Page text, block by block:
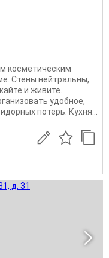
косметическим
Стены нейтральны,
и живите.
удобное,
потерь. Кухня...